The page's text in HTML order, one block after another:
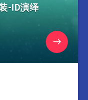
-ID演绎